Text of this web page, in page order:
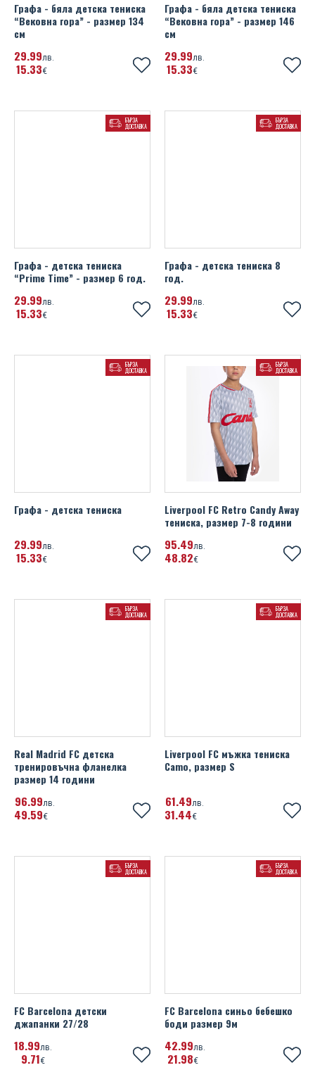
Графа - бяла детска тениска
“Вековна гора” - размер 134
см
29 99лв.
15 33€
Графа - бяла детска тениска
“Вековна гора” - размер 146
см
29 99лв.
15 33€
БЪРЗА
ДОСТАВКА
Графа - детска тениска
“Prime Time” - размер 6 год.
29 99лв.
15 33€
БЪРЗА
ДОСТАВКА
Графа - детска тениска 8
год.
29 99лв.
15 33€
БЪРЗА
ДОСТАВКА
Графа - детска тениска
29 99лв.
15 33€
БЪРЗА
ДОСТАВКА
Liverpool FC Retro Candy Away
тениска, размер 7-8 години
95 49лв.
48 82€
БЪРЗА
ДОСТАВКА
Real Madrid FC детска
тренировъчна фланелка
размер 14 години
96 99лв.
49 59€
БЪРЗА
ДОСТАВКА
Liverpool FC мъжка тениска
Camo, размер S
61 49лв.
31 44€
БЪРЗА
ДОСТАВКА
FC Barcelona детски
джапанки 27/28
18 99лв.
9 71€
БЪРЗА
ДОСТАВКА
FC Barcelona синьо бебешко
боди размер 9м
42 99лв.
21 98€